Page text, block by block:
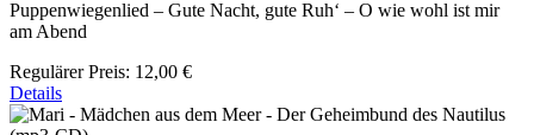
Puppenwiegenlied – Gute Nacht, gute Ruh‘ – O wie wohl ist mir
am Abend
Regulärer Preis: 12,00 €
Details